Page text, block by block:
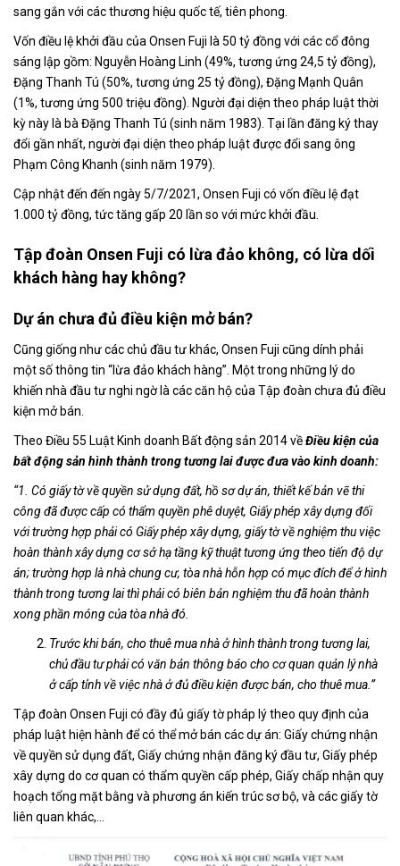
sang gắn với các thương hiệu quốc tế, tiên phong.
Vốn điều lệ khởi đầu của Onsen Fuji là 50 tỷ đồng với các cổ đông
sáng lập gồm: Nguyễn Hoàng Linh (49%, tương ứng 24,5 tỷ đồng),
Đặng Thanh Tú (50%, tương ứng 25 tỷ đồng), Đặng Mạnh Quân
(1%, tương ứng 500 triệu đồng). Người đại diện theo pháp luật thời
kỳ này là bà Đặng Thanh Tú (sinh năm 1983). Tại lần đăng ký thay
đổi gần nhất, người đại diện theo pháp luật được đổi sang ông
Phạm Công Khanh (sinh năm 1979).
Cập nhật đến đến ngày 5/7/2021, Onsen Fuji có vốn điều lệ đạt
1.000 tỷ đồng, tức tăng gấp 20 lần so với mức khởi đầu.
Tập đoàn Onsen Fuji có lừa đảo không, có lừa dối
khách hàng hay không?
Dự án chưa đủ điều kiện mở bán?
Cũng giống như các chủ đầu tư khác, Onsen Fuji cũng dính phải
một số thông tin “lừa đảo khách hàng”. Một trong những lý do
khiến nhà đầu tư nghi ngờ là các căn hộ của Tập đoàn chưa đủ điều
kiện mở bán.
Theo Điều 55 Luật Kinh doanh Bất động sản 2014 vềĐiều kiện của
bất động sản hình thành trong tương lai được đưa vào kinh doanh:
“1. Có giấy tờ về quyền sử dụng đất, hồ sơ dự án, thiết kế bản vẽ thi
công đã được cấp có thẩm quyền phê duyệt, Giấy phép xây dựng đối
với trường hợp phải có Giấy phép xây dựng, giấy tờ về nghiệm thu việc
hoàn thành xây dựng cơ sở hạ tầng kỹ thuật tương ứng theo tiến độ dự
án; trường hợp là nhà chung cư, tòa nhà hỗn hợp có mục đích để ở hình
thành trong tương lai thì phải có biên bản nghiệm thu đã hoàn thành
xong phần móng của tòa nhà đó.
Trước khi bán, cho thuê mua nhà ở hình thành trong tương lai,
chủ đầu tư phải có văn bản thông báo cho cơ quan quản lý nhà
ở cấp tỉnh về việc nhà ở đủ điều kiện được bán, cho thuê mua.”
Tập đoàn Onsen Fuji có đầy đủ giấy tờ pháp lý theo quy định của
pháp luật hiện hành để có thể mở bán các dự án: Giấy chứng nhận
về quyền sử dụng đất, Giấy chứng nhận đăng ký đầu tư, Giấy phép
xây dựng do cơ quan có thẩm quyền cấp phép, Giấy chấp nhận quy
hoạch tổng mặt bằng và phương án kiến trúc sơ bộ, và các giấy tờ
liên quan khác,…